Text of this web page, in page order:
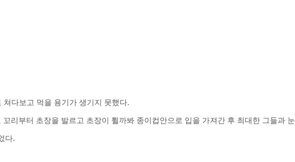
다보고 먹을 용기가 생기지 못했다.
리부터 초장을 발르고 초장이 튈까봐 종이컵안으로 입을 가져간 후 최대한 그들과 눈
다.